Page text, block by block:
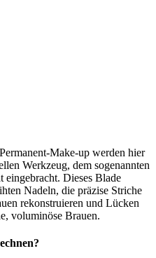
Make-up werden hier
Werkzeug, dem sogenannten
eingebracht. Dieses Blade
Nadeln, die präzise Striche
rekonstruieren und Lücken
voluminöse Brauen.